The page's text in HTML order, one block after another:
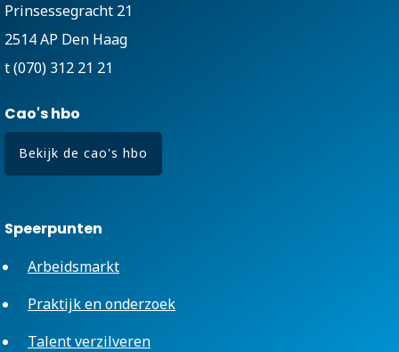
Prinsessegracht 21
2514 AP Den Haag
t (070) 312 21 21
Cao's hbo
Bekijk de cao's hbo
Speerpunten
Arbeidsmarkt
Praktijk en onderzoek
Talent verzilveren